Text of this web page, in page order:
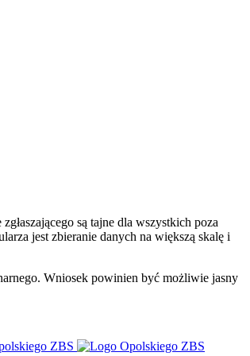
są tajne dla wszystkich poza
jest zbieranie danych na większą skalę i
Wniosek powinien być możliwie jasny